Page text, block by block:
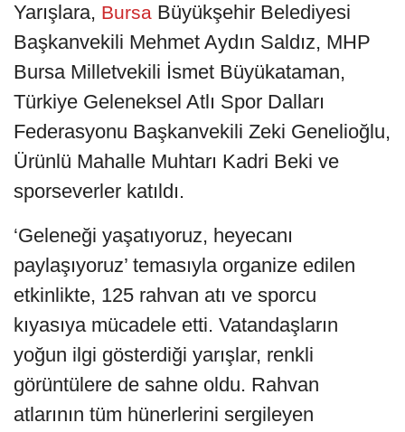
Yarışlara, Bursa Büyükşehir Belediyesi
Başkanvekili Mehmet Aydın Saldız, MHP
Bursa Milletvekili İsmet Büyükataman,
Türkiye Geleneksel Atlı Spor Dalları
Federasyonu Başkanvekili Zeki Genelioğlu,
Ürünlü Mahalle Muhtarı Kadri Beki ve
sporseverler katıldı.
‘Geleneği yaşatıyoruz, heyecanı
paylaşıyoruz’ temasıyla organize edilen
etkinlikte, 125 rahvan atı ve sporcu
kıyasıya mücadele etti. Vatandaşların
yoğun ilgi gösterdiği yarışlar, renkli
görüntülere de sahne oldu. Rahvan
atlarının tüm hünerlerini sergileyen